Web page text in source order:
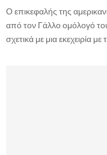
Ο επικεφαλής της
από τον Γάλλο ομόλογό
σχετικά με μια εκεχειρία με